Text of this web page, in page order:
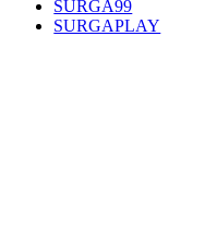
SURGA99
SURGAPLAY